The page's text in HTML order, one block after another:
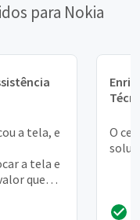
para Nokia
a tela, e
a tela e
que
O